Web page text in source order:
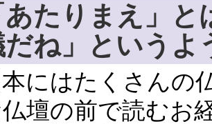
あたりまえ」
だね」というよ
本にはたくさんの
壇の前で読むお